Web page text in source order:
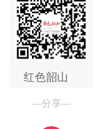
红色韶山
—分享—